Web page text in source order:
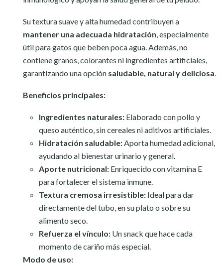
Su textura suave y alta humedad contribuyen a
mantener una adecuada hidratación, especialmente
útil para gatos que beben poca agua. Además, no
contiene granos, colorantes ni ingredientes artificiales,
garantizando una opción saludable, natural y deliciosa.
Beneficios principales:
Ingredientes naturales:Elaborado con pollo y
queso auténtico, sin cereales ni aditivos artificiales.
Hidratación saludable:Aporta humedad adicional,
ayudando al bienestar urinario y general.
Aporte nutricional:Enriquecido con vitamina E
para fortalecer el sistema inmune.
Textura cremosa irresistible:Ideal para dar
directamente del tubo, en su plato o sobre su
alimento seco.
Refuerza el vínculo:Un snack que hace cada
momento de cariño más especial.
Modo de uso: